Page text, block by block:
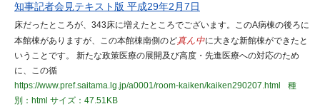
知事記者会見テキスト版 平成29年2月7日
床だったところが、343床に増えたところでございます。このA病棟の後ろに
本館棟がありますが、この本館棟南側のど真ん中に大きな新館棟ができたと
いうことです。 新たな政策医療の展開及び高度・先進医療への対応のため
に、この循
https://www.pref.saitama.lg.jp/a0001/room-kaiken/kaiken290207.html
種
別：html サイズ：47.51KB